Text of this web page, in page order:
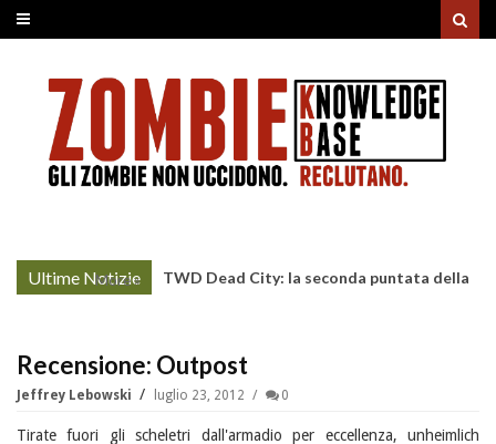
Ultime Notizie
More »
Project Zomboid: rilasciato
Recensione: Outpost
Jeffrey Lebowski luglio 23, 2012 0
Tirate fuori gli scheletri dall'armadio per eccellenza, unheimlich